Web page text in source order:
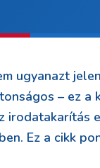
ugyanazt
– ez a
Ez a cikk